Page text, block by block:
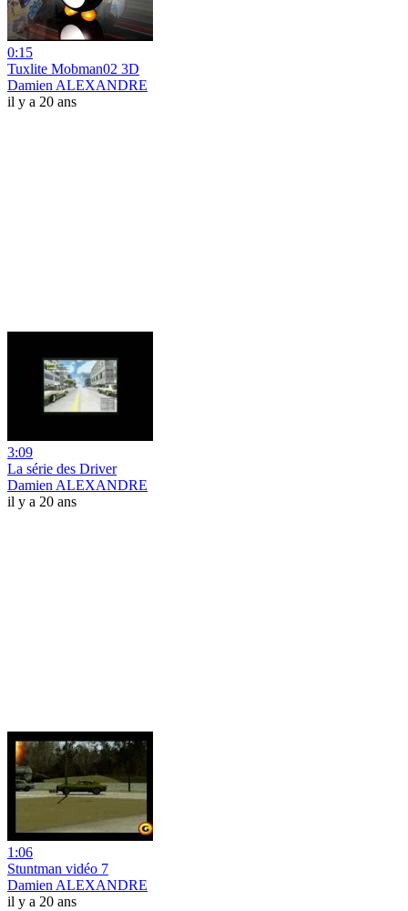
0:15
Tuxlite Mobman02 3D
Damien ALEXANDRE
il y a 20 ans
3:09
La série des Driver
Damien ALEXANDRE
il y a 20 ans
1:06
Stuntman vidéo 7
Damien ALEXANDRE
il y a 20 ans